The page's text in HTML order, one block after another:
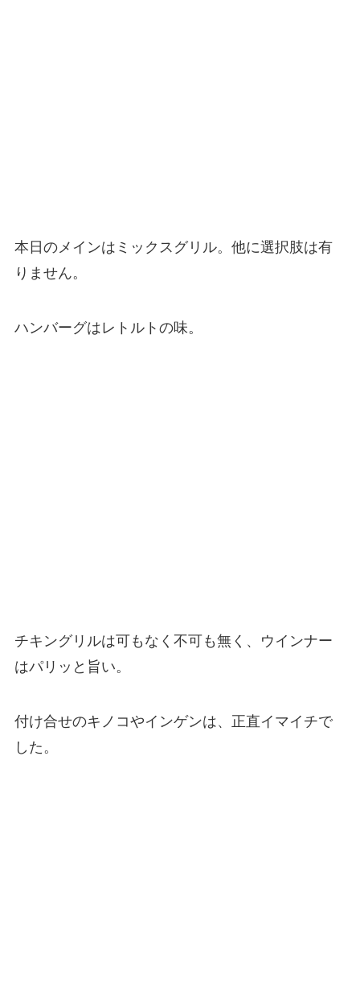
本日のメインはミックスグリル。他に選択肢は有
りません。
ハンバーグはレトルトの味。
チキングリルは可もなく不可も無く、ウインナー
はパリッと旨い。
付け合せのキノコやインゲンは、正直イマイチで
した。